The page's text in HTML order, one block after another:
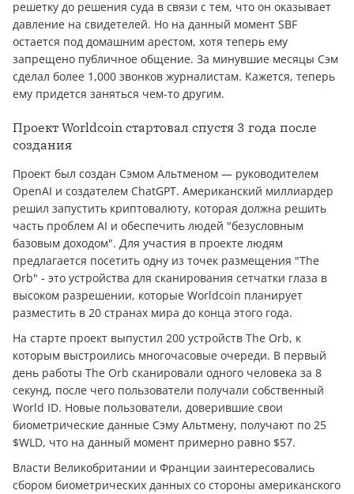
решетку до решения суда в связи с тем, что он оказывает
давление на свидетелей. Но на данный момент SBF
остается под домашним арестом, хотя теперь ему
запрещено публичное общение. За минувшие месяцы Сэм
сделал более 1,000 звонков журналистам. Кажется, теперь
ему придется заняться чем-то другим.
Проект Worldcoin стартовал спустя 3 года после
создания
Проект был создан Сэмом Альтменом — руководителем
OpenAI и создателем ChatGPT. Американский миллиардер
решил запустить криптовалюту, которая должна решить
часть проблем AI и обеспечить людей "безусловным
базовым доходом". Для участия в проекте людям
предлагается посетить одну из точек размещения "The
Orb" - это устройства для сканирования сетчатки глаза в
высоком разрешении, которые Worldcoin планирует
разместить в 20 странах мира до конца этого года.
На старте проект выпустил 200 устройств The Orb, к
которым выстроились многочасовые очереди. В первый
день работы The Orb сканировали одного человека за 8
секунд, после чего пользователи получали собственный
World ID. Новые пользователи, доверившие свои
биометрические данные Сэму Альтмену, получают по 25
$WLD, что на данный момент примерно равно $57.
Власти Великобритании и Франции заинтересовались
сбором биометрических данных со стороны американского